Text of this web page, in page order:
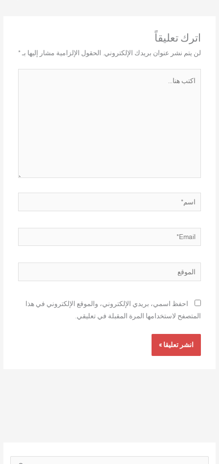
اترك تعليقاً
لن يتم نشر عنوان بريدك الإلكتروني. الحقول الإلزامية مشار إليها بـ *
اسم*
Email*
الموقع
احفظ اسمي، بريدي الإلكتروني، والموقع الإلكتروني في هذا
المتصفح لاستخدامها المرة المقبلة في تعليقي.